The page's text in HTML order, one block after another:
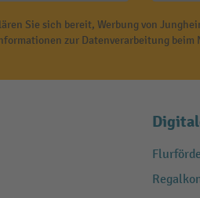
Sie sich bereit, Werbung von
zur Datenverarbeitung beim